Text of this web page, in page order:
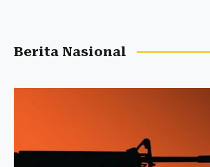
Berita Nasional